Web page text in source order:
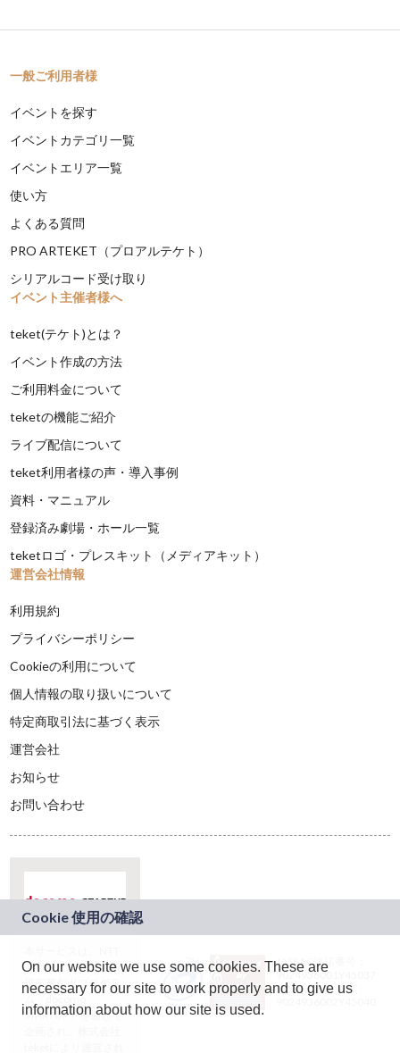
一般ご利用者様
イベントを探す
イベントカテゴリ一覧
イベントエリア一覧
使い方
よくある質問
PRO ARTEKET（プロアルテケト）
シリアルコード受け取り
イベント主催者様へ
teket(テケト)とは？
イベント作成の方法
ご利用料金について
teketの機能ご紹介
ライブ配信について
teket利用者様の声・導入事例
資料・マニュアル
登録済み劇場・ホール一覧
teketロゴ・プレスキット（メディアキット）
運営会社情報
利用規約
プライバシーポリシー
Cookieの利用について
個人情報の取り扱いについて
特定商取引法に基づく表示
運営会社
お知らせ
お問い合わせ
ドコモグループの新
規事業創出プログラ
ム「docomo
STARTUP」を通じて
JASRAC許諾番号：
9024936001Y45037
JASRAC許諾番号：
On our website we use some cookies. These are
necessary for our site to work properly and to give us
information about how our site is used.